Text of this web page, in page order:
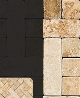
Найти